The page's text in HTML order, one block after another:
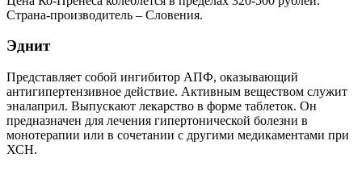
Страна-производитель – Словения.
Эднит
Представляет собой ингибитор АПФ, оказывающий
антигипертензивное действие. Активным веществом служит
эналаприл. Выпускают лекарство в форме таблеток. Он
предназначен для лечения гипертонической болезни в
монотерапии или в сочетании с другими медикаментами при
ХСН.